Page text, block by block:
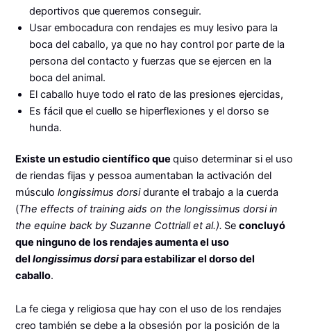
deportivos que queremos conseguir.
Usar embocadura con rendajes es muy lesivo para la
boca del caballo, ya que no hay control por parte de la
persona del contacto y fuerzas que se ejercen en la
boca del animal.
El caballo huye todo el rato de las presiones ejercidas,
Es fácil que el cuello se hiperflexiones y el dorso se
hunda.
Existe un estudio científico quequiso determinar si el uso
de riendas fijas y pessoa aumentaban la activación del
músculolongissimus dorsidurante el trabajo a la cuerda
(The effects of training aids on the longissimus dorsi in
the equine back by Suzanne Cottriall et al.). Seconcluyó
que ninguno de los rendajes aumenta el uso
dellongissimus dorsipara estabilizar el dorso del
caballo.
La fe ciega y religiosa que hay con el uso de los rendajes
creo también se debe a la obsesión por la posición de la